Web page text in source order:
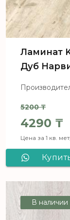
Ламинат
Дуб
5200₸
4290 ₸
Цена за 1 кв.
В наличии